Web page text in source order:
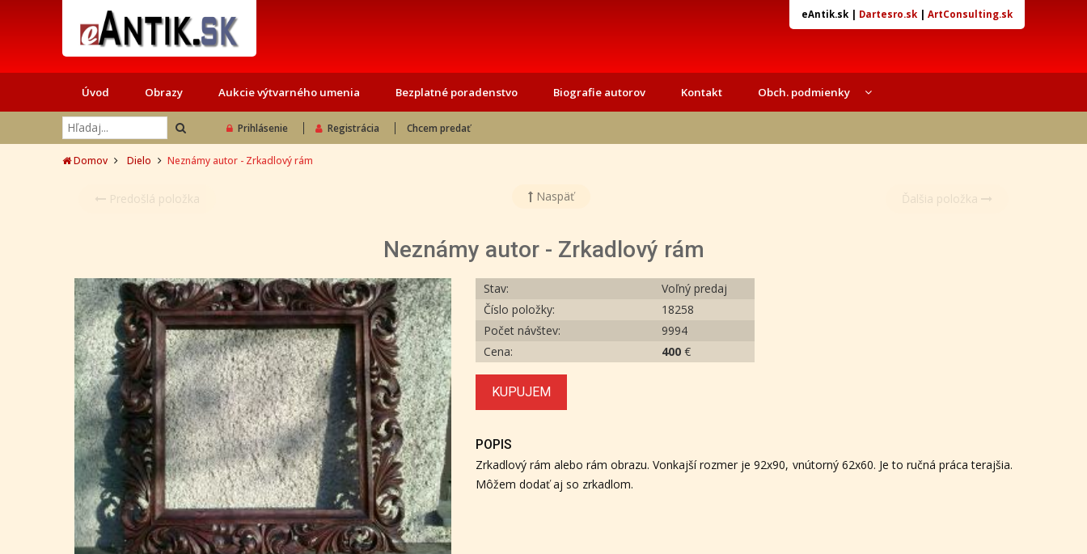
eAntik.sk| Dartesro.sk| ArtConsulting.sk
Úvod Obrazy Aukcie výtvarného umenia Bezplatné poradenstvo Biografie autorov Kontakt Obch. podmienky
Prihlásenie Registrácia Chcem predať
Domov Dielo Neznámy autor - Zrkadlový rám
Predošlá položka Naspäť Ďalšia položka
Neznámy autor - Zrkadlový rám
Stav:
Voľný predaj
Číslo položky:
18258
Počet návštev:
9994
Cena:
400 €
KUPUJEM
POPIS
Zrkadlový rám alebo rám obrazu. Vonkajší rozmer je 92x90, vnútorný 62x60. Je to ručná práca terajšia.
Môžem dodať aj so zrkadlom.